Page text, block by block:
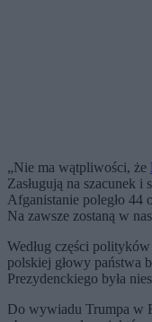
„Nie ma wątpliwości, że
Zasługują na szacunek i
Afganistanie poległo
Na zawsze zostaną w
Według części
polskiej głowy państwa
Prezydenckiego była
Do wywiadu Trumpa w